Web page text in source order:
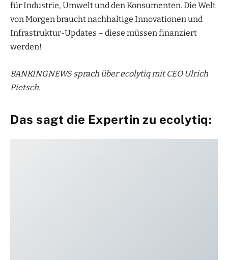
für Industrie, Umwelt und den Konsumenten. Die Welt
von Morgen braucht nachhaltige Innovationen und
Infrastruktur-Updates – diese müssen finanziert
werden!
BANKINGNEWS sprach über ecolytiq mit CEO Ulrich
Pietsch.
Das sagt die Expertin zu ecolytiq: